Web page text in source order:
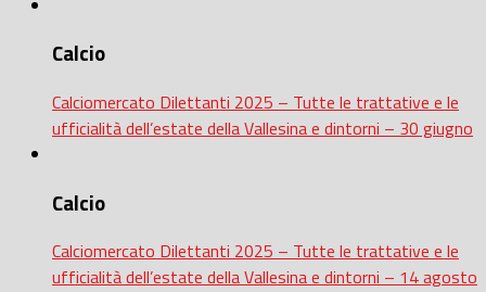
Calcio
Calciomercato Dilettanti 2025 – Tutte le trattative e le
ufficialità dell’estate della Vallesina e dintorni – 30 giugno
Calcio
Calciomercato Dilettanti 2025 – Tutte le trattative e le
ufficialità dell’estate della Vallesina e dintorni – 14 agosto